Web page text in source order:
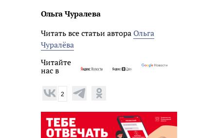
Ольга Чуралева
Читать все статьи автораОльга
Чуралёва
Читайте
нас в
2